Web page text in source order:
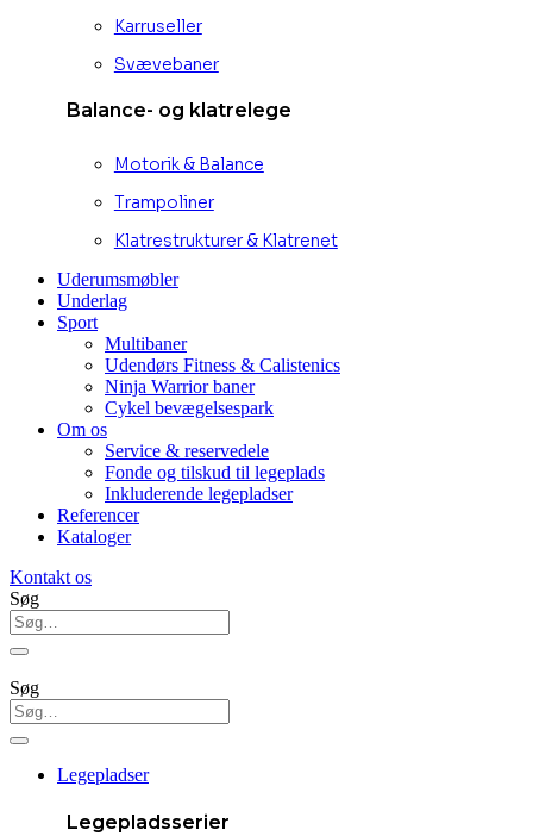
Karruseller
Svævebaner
Balance- og klatrelege
Motorik & Balance
Trampoliner
Klatrestrukturer & Klatrenet
Uderumsmøbler
Underlag
Sport
Multibaner
Udendørs Fitness & Calistenics
Ninja Warrior baner
Cykel bevægelsespark
Om os
Service & reservedele
Fonde og tilskud til legeplads
Inkluderende legepladser
Referencer
Kataloger
Kontakt os
Søg
Søg
Legepladser
Legepladsserier